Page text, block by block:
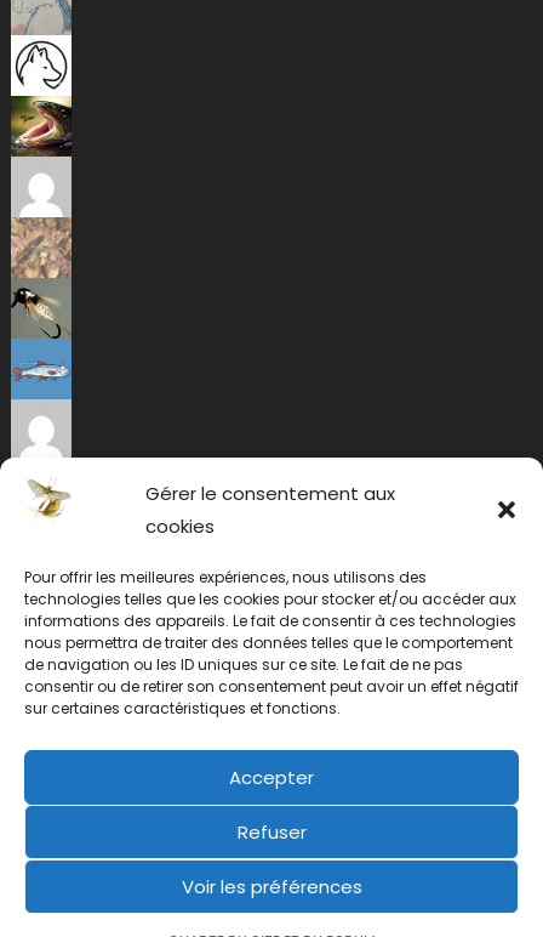
Gérer le consentement aux
cookies
Pour offrir les meilleures expériences, nous utilisons des
technologies telles que les cookies pour stocker et/ou accéder aux
informations des appareils. Le fait de consentir à ces technologies
nous permettra de traiter des données telles que le comportement
de navigation ou les ID uniques sur ce site. Le fait de ne pas
consentir ou de retirer son consentement peut avoir un effet négatif
sur certaines caractéristiques et fonctions.
Accepter
Refuser
Voir les préférences